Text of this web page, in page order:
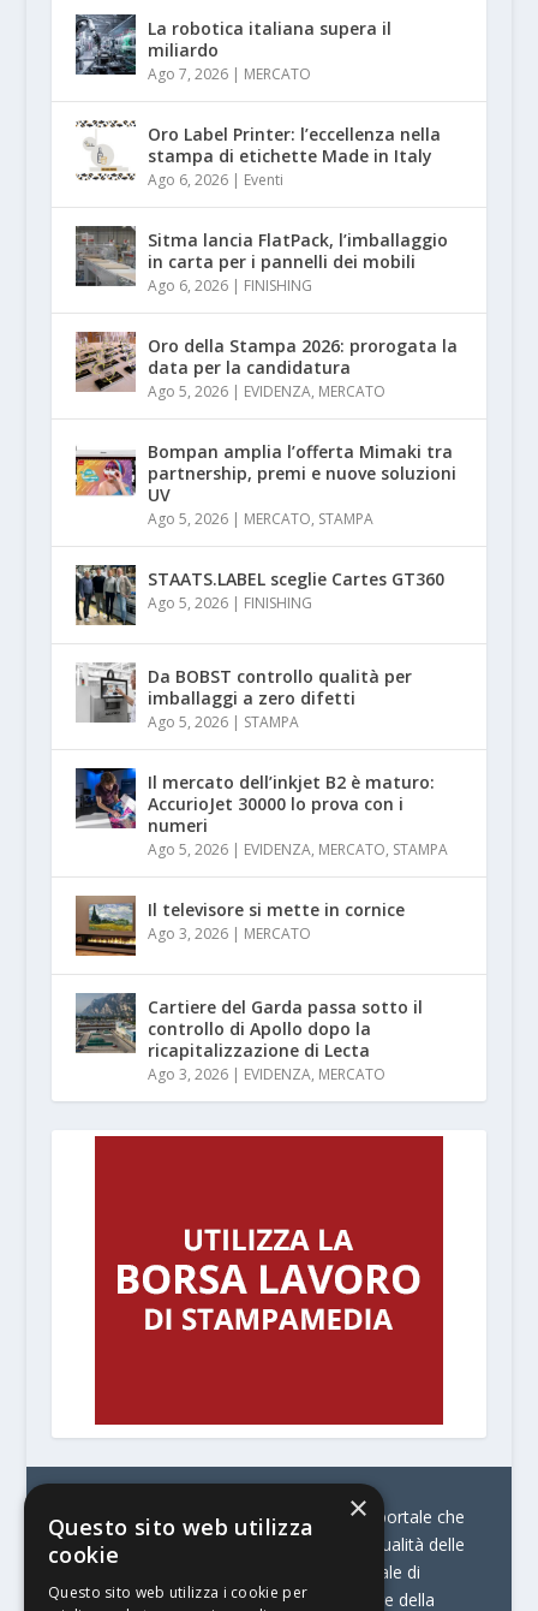
La robotica italiana supera il
miliardo
Ago 7, 2026| MERCATO
Oro Label Printer: l’eccellenza nella
stampa di etichette Made in Italy
Ago 6, 2026| Eventi
Sitma lancia FlatPack, l’imballaggio
in carta per i pannelli dei mobili
Ago 6, 2026| FINISHING
Oro della Stampa 2026: prorogata la
data per la candidatura
Ago 5, 2026| EVIDENZA, MERCATO
Bompan amplia l’offerta Mimaki tra
partnership, premi e nuove soluzioni
UV
Ago 5, 2026| MERCATO, STAMPA
STAATS.LABEL sceglie Cartes GT360
Ago 5, 2026| FINISHING
Da BOBST controllo qualità per
imballaggi a zero difetti
Ago 5, 2026| STAMPA
Il mercato dell’inkjet B2 è maturo:
AccurioJet 30000 lo prova con i
numeri
Ago 5, 2026| EVIDENZA, MERCATO, STAMPA
Il televisore si mette in cornice
Ago 3, 2026| MERCATO
Cartiere del Garda passa sotto il
controllo di Apollo dopo la
ricapitalizzazione di Lecta
Ago 3, 2026| EVIDENZA, MERCATO
© Stratego Group –
stampamedia.net è il portale che
racconta le innovazioni tecnologiche e l’attualità delle
aziende di stampa e di converting. È il portale di
riferimento per chi opera in Italia nel settore della
×
Questo sito web utilizza
cookie
Questo sito web utilizza i cookie per